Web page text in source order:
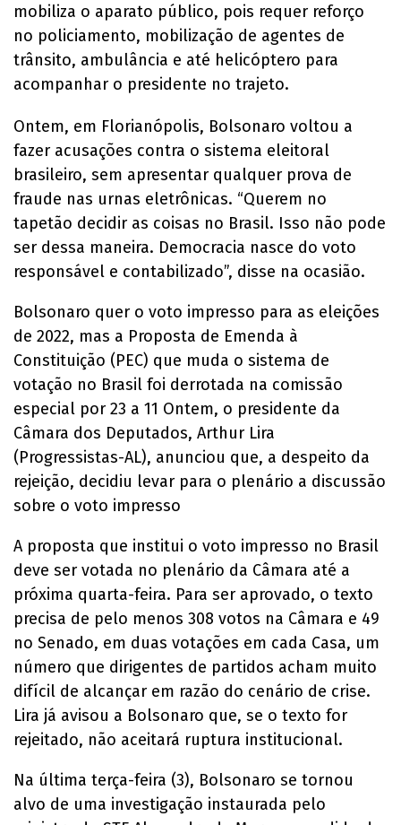
mobiliza o aparato público, pois requer reforço
no policiamento, mobilização de agentes de
trânsito, ambulância e até helicóptero para
acompanhar o presidente no trajeto.
Ontem, em Florianópolis, Bolsonaro voltou a
fazer acusações contra o sistema eleitoral
brasileiro, sem apresentar qualquer prova de
fraude nas urnas eletrônicas. “Querem no
tapetão decidir as coisas no Brasil. Isso não pode
ser dessa maneira. Democracia nasce do voto
responsável e contabilizado”, disse na ocasião.
Bolsonaro quer o voto impresso para as eleições
de 2022, mas a Proposta de Emenda à
Constituição (PEC) que muda o sistema de
votação no Brasil foi derrotada na comissão
especial por 23 a 11 Ontem, o presidente da
Câmara dos Deputados, Arthur Lira
(Progressistas-AL), anunciou que, a despeito da
rejeição, decidiu levar para o plenário a discussão
sobre o voto impresso
A proposta que institui o voto impresso no Brasil
deve ser votada no plenário da Câmara até a
próxima quarta-feira. Para ser aprovado, o texto
precisa de pelo menos 308 votos na Câmara e 49
no Senado, em duas votações em cada Casa, um
número que dirigentes de partidos acham muito
difícil de alcançar em razão do cenário de crise.
Lira já avisou a Bolsonaro que, se o texto for
rejeitado, não aceitará ruptura institucional.
Na última terça-feira (3), Bolsonaro se tornou
alvo de uma investigação instaurada pelo